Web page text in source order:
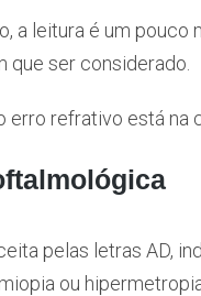
a leitura é um pouco
que ser considerado.
erro refrativo está na
pelas letras AD,
ou